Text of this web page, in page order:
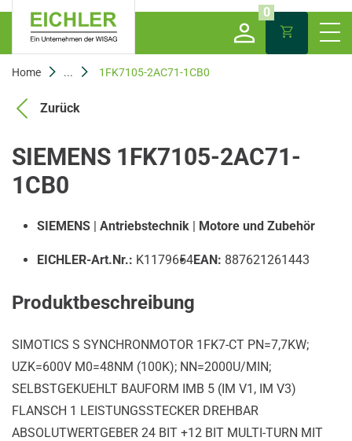
0
Home ... 1FK7105-2AC71-1CB0
Zurück
SIEMENS 1FK7105-2AC71-
1CB0
SIEMENS | Antriebstechnik | Motore und Zubehör
EICHLER-Art.Nr.: K1179654EAN: 887621261443
Produktbeschreibung
SIMOTICS S SYNCHRONMOTOR 1FK7-CT PN=7,7KW;
UZK=600V M0=48NM (100K); NN=2000U/MIN;
SELBSTGEKUEHLT BAUFORM IMB 5 (IM V1, IM V3)
FLANSCH 1 LEISTUNGSSTECKER DREHBAR
ABSOLUTWERTGEBER 24 BIT +12 BIT MULTI-TURN MIT